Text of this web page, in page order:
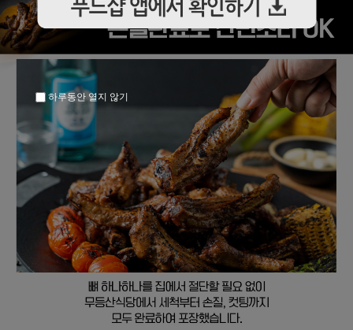
하루동안 열지 않기